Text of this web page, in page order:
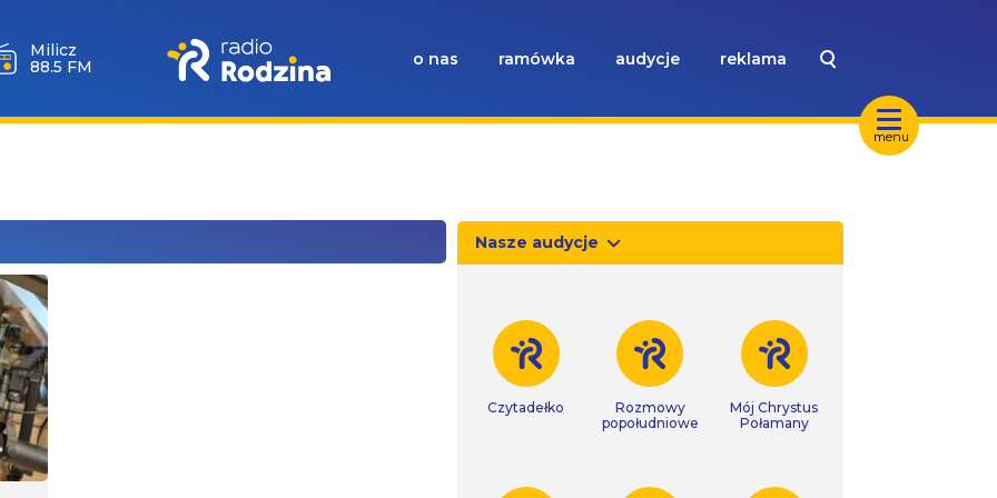
menu
Góra
Igliczna
107.2 FM
o nas ramówka audycje reklama
Nasze audycje
Czytadełko
Rozmowy
popołudniowe
Mój Chrystus
Połamany